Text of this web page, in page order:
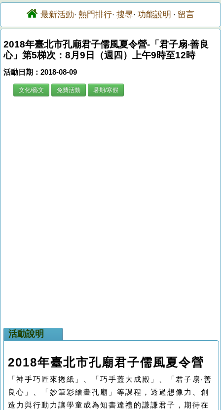
最新活動· 熱門排行· 搜尋· 功能說明 · 留言
2018年臺北市孔廟君子儒風夏令營-「君子扇‧善良
心」第5梯次：8月9日（週四）上午9時至12時
活動日期：2018-08-09
文化/藝文 免費活動 暑期/寒假
活動說明
2018年臺北市孔廟君子儒風夏令營
「神手巧匠來捲紙」、「巧手蓋大成殿」、「君子扇 ‧善
良心」、「妙筆彩繪畫孔廟」等課程，透過想像力、創
造力與行動力讓學童成為知書達禮的謙謙君子，期待在